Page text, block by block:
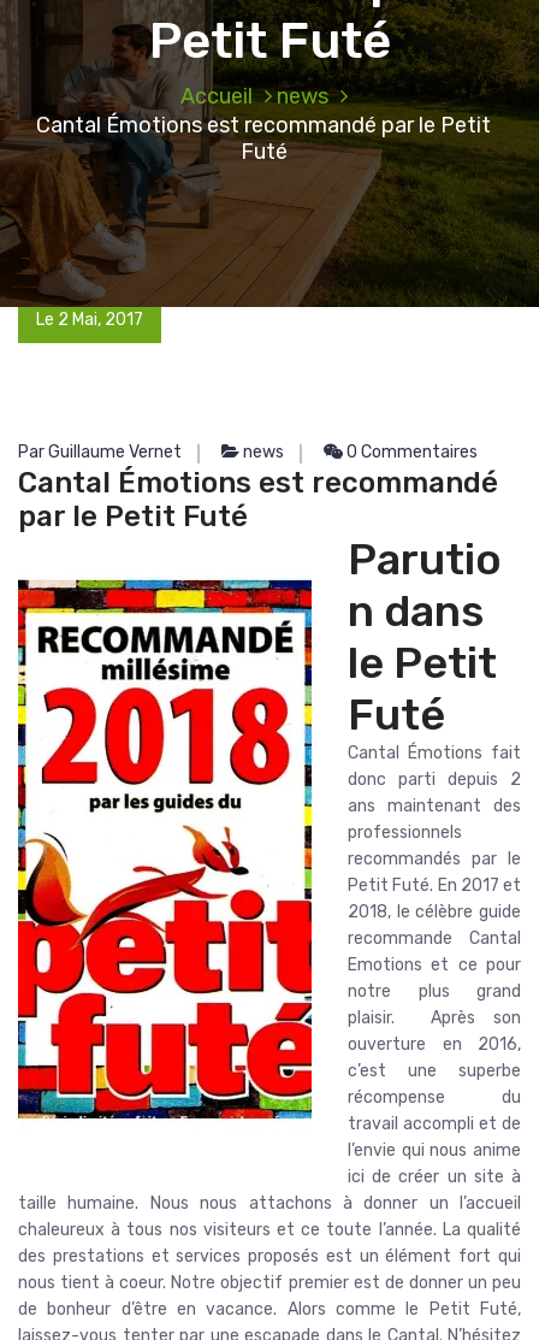
Petit Futé
Accueil
news
Cantal Émotions est recommandé par le Petit
Futé
Le 2 Mai, 2017
Par Guillaume Vernet news 0 Commentaires
Cantal Émotions est recommandé
par le Petit Futé
Parutio
n dans
le Petit
Futé
Cantal Émotions fait
donc parti depuis 2
ans maintenant des
professionnels
recommandés par le
Petit Futé. En 2017 et
2018, le célèbre guide
recommande Cantal
Emotions et ce pour
notre plus grand
plaisir. Après son
ouverture en 2016,
c’est une superbe
récompense du
travail accompli et de
l’envie qui nous anime
ici de créer un site à
taille humaine. Nous nous attachons à donner un l’accueil
chaleureux à tous nos visiteurs et ce toute l’année. La qualité
des prestations et services proposés est un élément fort qui
nous tient à coeur. Notre objectif premier est de donner un peu
de bonheur d’être en vacance. Alors comme le Petit Futé,
laissez-vous tenter par une escapade dans le Cantal. N’hésitez